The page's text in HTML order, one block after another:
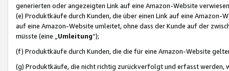
generierten oder angezeigten Link auf eine Amazon-Website
(e) Produktkäufe durch Kunden, die über einen Link auf eine
auf eine Amazon-Website umleitet, ohne dass der Kunde auf der
müsste (eine „ Umleitung“);
(f) Produktkäufe durch Kunden, die die für eine Amazon-Website
(g) Produktkäufe, die nicht richtig zurückverfolgt und erfasst werden,